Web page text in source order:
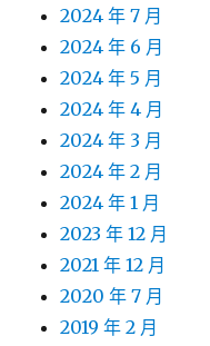
2024 年 7 月
2024 年 6 月
2024 年 5 月
2024 年 4 月
2024 年 3 月
2024 年 2 月
2024 年 1 月
2023 年 12 月
2021 年 12 月
2020 年 7 月
2019 年 2 月